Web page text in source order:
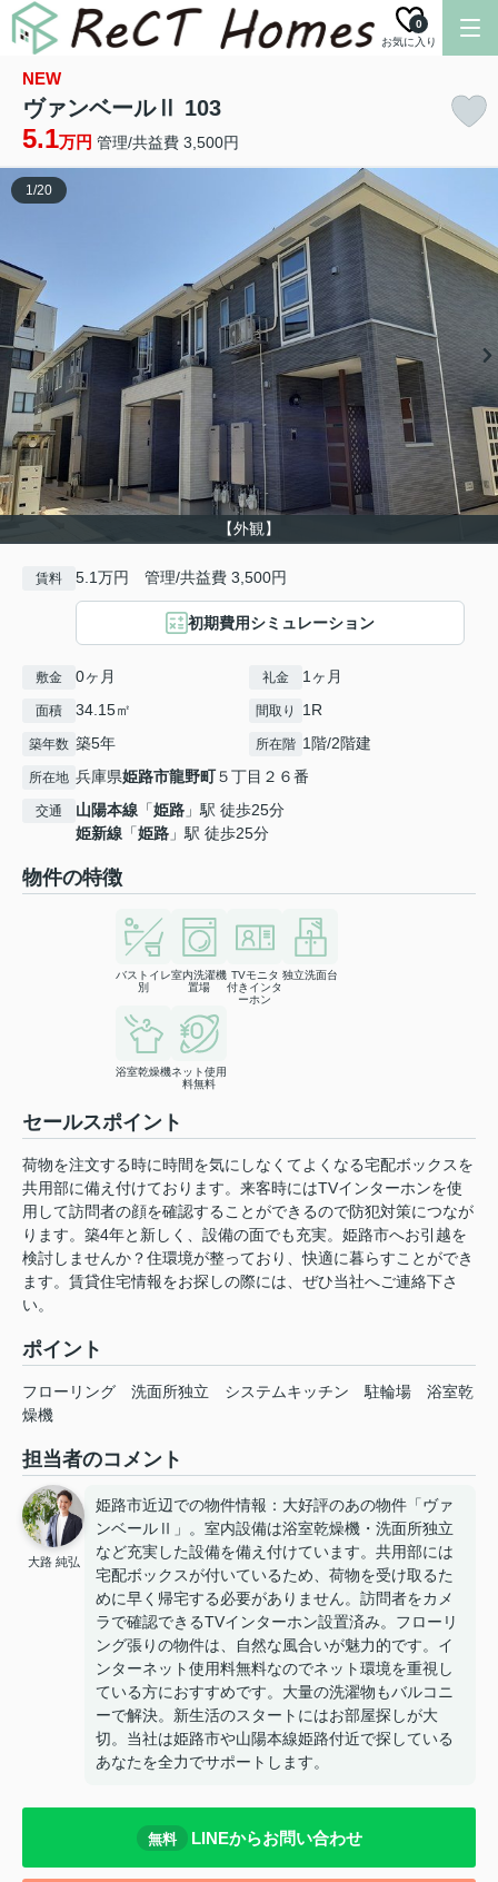
お気に入り
0
NEW
ヴァンベールⅡ 103
5.1万円 管理/共益費 3,500円
【外観】
1/20
賃料 5.1万円 管理/共益費 3,500円
初期費用シミュレーション
敷金 0ヶ月 礼金 1ヶ月
面積 34.15㎡ 間取り 1R
築年数 築5年 所在階 1階/2階建
所在地 兵庫県姫路市龍野町５丁目２６番
交通 山陽本線 「姫路 」駅 徒歩25分
姫新線 「姫路 」駅 徒歩25分
物件の特徴
バストイレ
別
室内洗濯機
置場
TVモニタ
付きインタ
ーホン
独立洗面台
浴室乾燥機ネット使用
料無料
セールスポイント
荷物を注文する時に時間を気にしなくてよくなる宅配ボックスを
共用部に備え付けております。来客時にはTVインターホンを使
用して訪問者の顔を確認することができるので防犯対策につなが
ります。築4年と新しく、設備の面でも充実。姫路市へお引越を
検討しませんか？住環境が整っており、快適に暮らすことができ
ます。賃貸住宅情報をお探しの際には、ぜひ当社へご連絡下さ
い。
ポイント
フローリング 洗面所独立 システムキッチン 駐輪場
浴室乾
燥機
担当者のコメント
大路 純弘
姫路市近辺での物件情報：大好評のあの物件「ヴァ
ンベールⅡ」。室内設備は浴室乾燥機・洗面所独立
など充実した設備を備え付けています。共用部には
宅配ボックスが付いているため、荷物を受け取るた
めに早く帰宅する必要がありません。訪問者をカメ
ラで確認できるTVインターホン設置済み。フローリ
ング張りの物件は、自然な風合いが魅力的です。イ
ンターネット使用料無料なのでネット環境を重視し
ている方におすすめです。大量の洗濯物もバルコニ
ーで解決。新生活のスタートにはお部屋探しが大
切。当社は姫路市や山陽本線姫路付近で探している
あなたを全力でサポートします。
無料 LINEからお問い合わせ